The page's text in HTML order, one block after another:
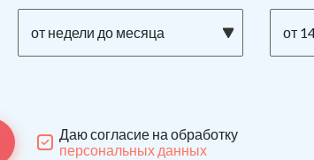
от недели до месяца от
Даю согласие на обработку
персональных данных